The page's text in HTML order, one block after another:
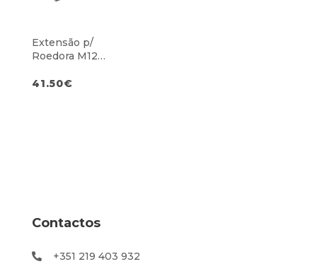
Extensão p/
Roedora M12
41.50€
Contactos
+351 219 403 932